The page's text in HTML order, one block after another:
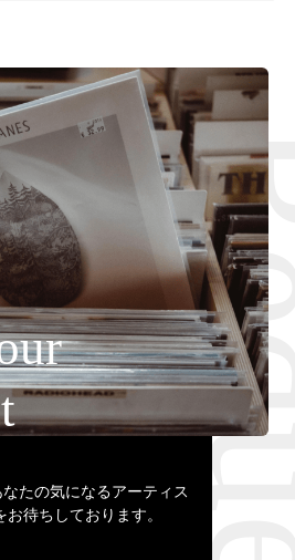
たの気になるアーティス
お待ちしております。